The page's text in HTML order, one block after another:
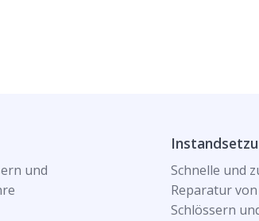
und
Schnelle und
Reparatur
Schlössern